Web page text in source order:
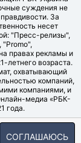
суждения не
За
несет
"Пресс-релизы",
правах рекламы и
летнего возраста.
охватывающий
компаний,
компаниями, и
медиа «РБК-
года.
СОГЛАШАЮСЬ